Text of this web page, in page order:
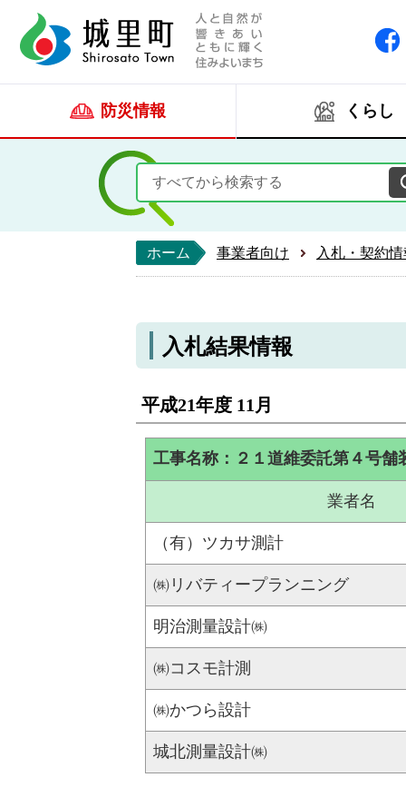
防災情報 くらし
ホーム 事業者向け 入札・契約
入札結果情報
平成21年度 11月
工事名称：２１道維委託第４号舗
業者名
（有）ツカサ測計
㈱リバティープランニング
明治測量設計㈱
㈱コスモ計測
㈱かつら設計
城北測量設計㈱